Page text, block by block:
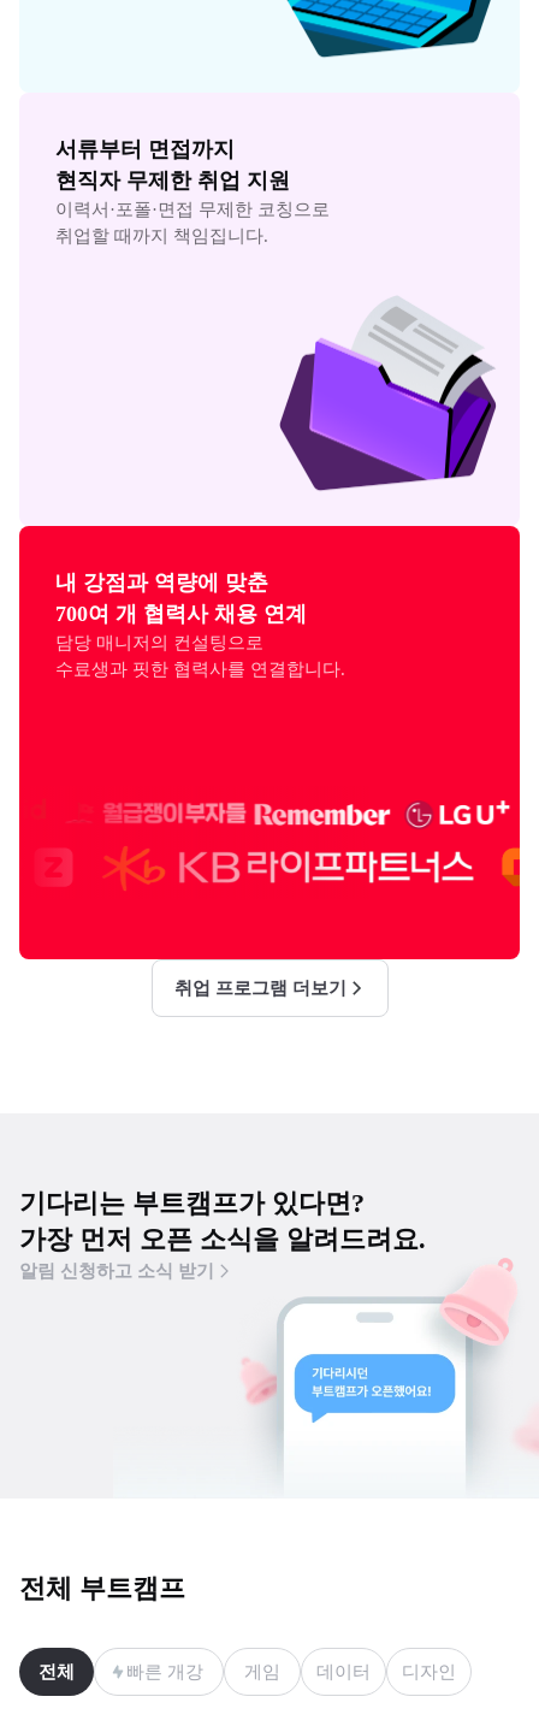
서류부터 면접까지
현직자 무제한 취업 지원
이력서·포폴·면접 무제한 코칭으로
취업할 때까지 책임집니다.
내 강점과 역량에 맞춘
700여 개 협력사 채용 연계
담당 매니저의 컨설팅으로
수료생과 핏한 협력사를 연결합니다.
취업 프로그램 더보기
기다리는 부트캠프가 있다면?
가장 먼저 오픈 소식을 알려드려요.
알림 신청하고 소식 받기
전체 부트캠프
전체 빠른 개강 게임 데이터 디자인